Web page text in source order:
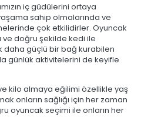
iç güdülerini ortaya
sahip olmalarında ve
çok etkilidirler. Oyuncak
ve doğru şekilde kedi ile
daha güçlü bir bağ kurabilen
günlük aktivitelerini de keyifle
kilo almaya eğilimi özellikle yaş
onların sağlığı için her zaman
oyuncak seçimi ile onların her